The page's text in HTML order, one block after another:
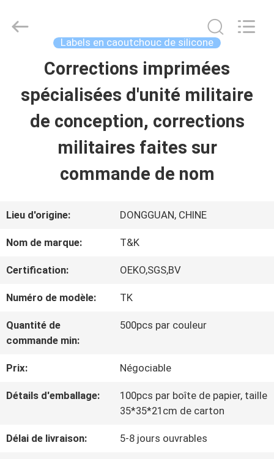
APERÇU
PRODUITS
PROPOS
DE
NOUS
VISITE
D'USINE
DE
LA
QUALITÉ
T&K
Labels en caoutchouc de silicone
Corrections imprimées
spécialisées d'unité militaire
de conception, corrections
militaires faites sur
commande de nom
Lieu d'origine: DONGGUAN, CHINE
Nom de marque: T&K
Certification: OEKO,SGS,BV
Numéro de modèle: TK
Quantité de
commande min:
500pcs par couleur
Prix: Négociable
Détails d'emballage:
100pcs par boîte de papier, taille
35*35*21cm de carton
Délai de livraison: 5-8 jours ouvrables